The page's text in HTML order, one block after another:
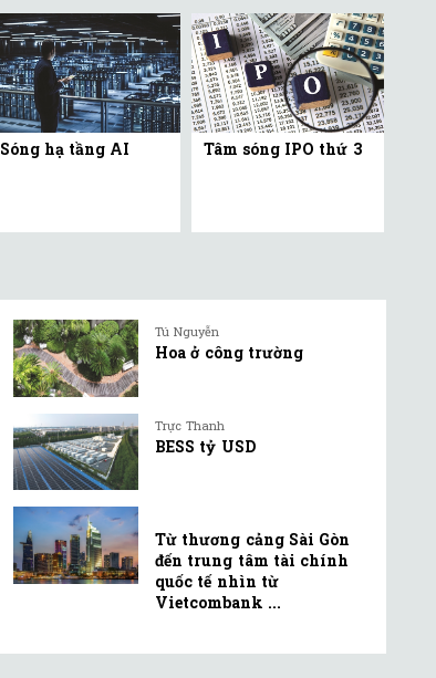
Sóng hạ tầng AI Tâm sóng IPO thứ 3
Tú Nguyễn
Hoa ở công trường
Trực Thanh
BESS tỷ USD
Từ thương cảng Sài Gòn
đến trung tâm tài chính
quốc tế nhìn từ
Vietcombank ...